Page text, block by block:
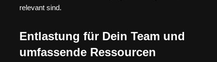
relevant sind.
Entlastung für Dein Team und
umfassende Ressourcen